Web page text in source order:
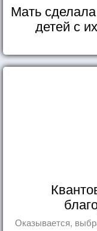
Мать
детей с
Оказывается,